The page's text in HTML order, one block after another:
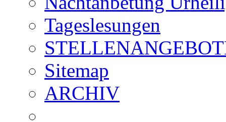
Tageslesungen
Sitemap
ARCHIV